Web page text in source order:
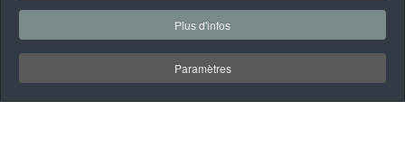
Plus d'infos
Paramètres